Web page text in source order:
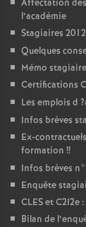
Affectation
l’académie
Stagiaires
Quelques
Mémo
Certifications
Les emplois d
Infos brèves
Ex-
formation !!
Infos brèves
Enquête
CLESet C2I2e
Bilan de